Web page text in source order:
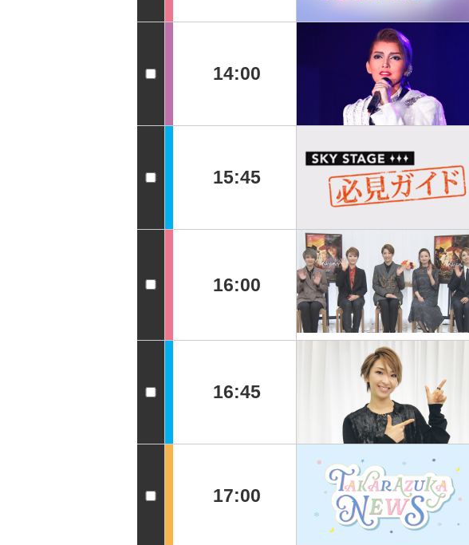
14:00
15:45
16:00
16:45
17:00